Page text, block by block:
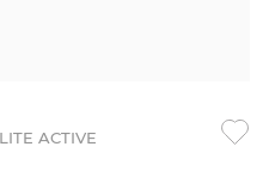
ACTIVE